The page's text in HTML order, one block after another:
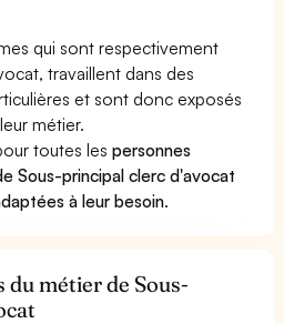
qui sont respectivement
travaillent dans des
et sont donc exposés
métier.
toutes lespersonnes
Sous-principal clerc d'avocat
à leur besoin.
métier de Sous-